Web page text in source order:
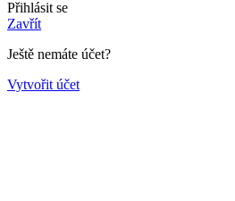
Přihlásit se
Zavřít
Ještě nemáte účet?
Vytvořit účet